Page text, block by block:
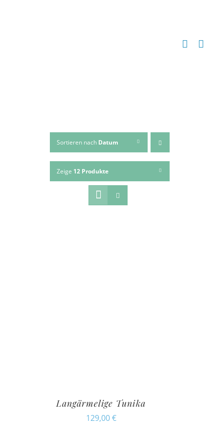
Sortieren nach Datum
Zeige 12 Produkte
Langärmelige Tunika
129,00€